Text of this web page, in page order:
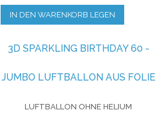
IN DEN WARENKORB LEGEN
3D SPARKLING BIRTHDAY 60 -
JUMBO LUFTBALLON AUS FOLIE
LUFTBALLON OHNE HELIUM